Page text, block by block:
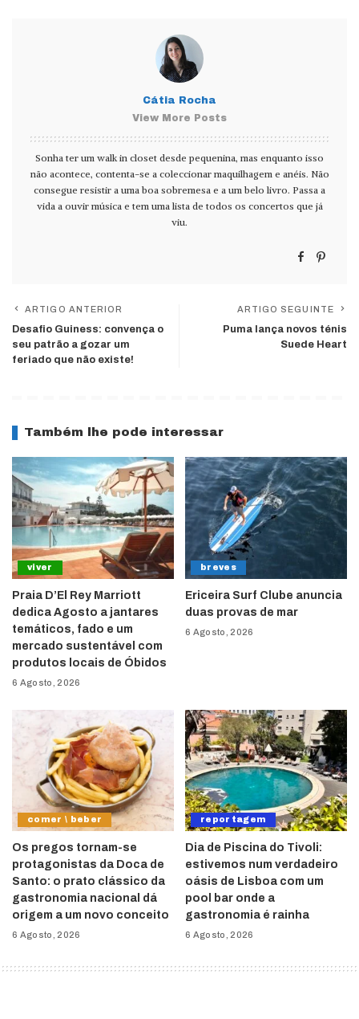
Cátia Rocha
View More Posts
Sonha ter um walk in closet desde pequenina, mas enquanto isso
não acontece, contenta-se a coleccionar maquilhagem e anéis. Não
consegue resistir a uma boa sobremesa e a um belo livro. Passa a
vida a ouvir música e tem uma lista de todos os concertos que já
viu.
ARTIGO ANTERIOR
Desafio Guiness: convença o
seu patrão a gozar um
feriado que não existe!
ARTIGO SEGUINTE
Puma lança novos ténis
Suede Heart
Também lhe pode interessar
viver
Praia D’El Rey Marriott
dedica Agosto a jantares
temáticos, fado e um
mercado sustentável com
produtos locais de Óbidos
6 Agosto, 2026
breves
Ericeira Surf Clube anuncia
duas provas de mar
6 Agosto, 2026
comer \ beber
Os pregos tornam-se
protagonistas da Doca de
Santo: o prato clássico da
gastronomia nacional dá
origem a um novo conceito
6 Agosto, 2026
reportagem
Dia de Piscina do Tivoli:
estivemos num verdadeiro
oásis de Lisboa com um
pool bar onde a
gastronomia é rainha
6 Agosto, 2026